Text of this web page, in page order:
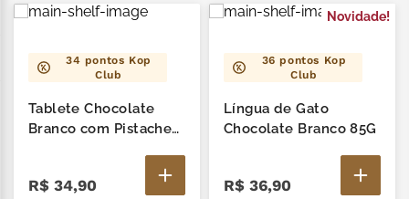
34 pontos Kop
Club
Tablete Chocolate
Branco com Pistache
R$ 34,90
Novidade!
36 pontos Kop
Club
Língua de Gato
Chocolate Branco 85G
R$ 36,90
trufa
kit
zero lactose